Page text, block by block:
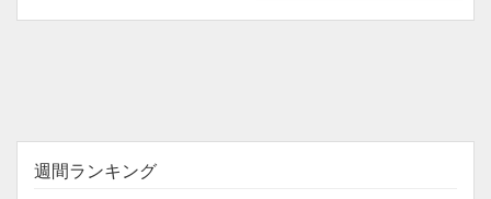
週間ランキング